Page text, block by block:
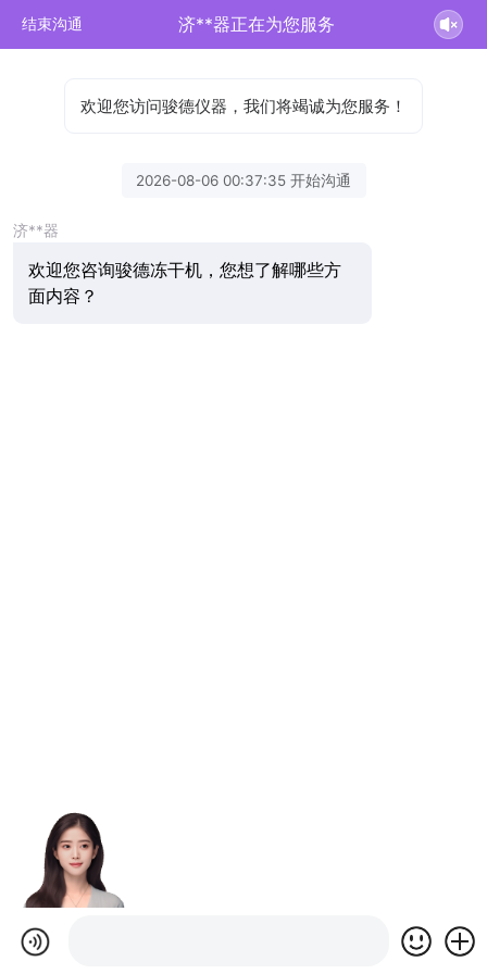
结束沟通 济**器正在为您服务
欢迎您访问骏德仪器，我们将竭诚为您服务！
2026-08-06 00:37:35 开始沟通
济**器
欢迎您咨询骏德冻干机，您想了解哪些方
面内容？